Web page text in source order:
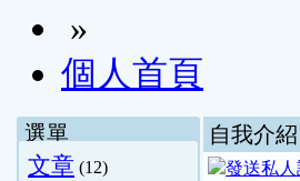
»
個人首頁
選單
文章 (12)
自我介紹